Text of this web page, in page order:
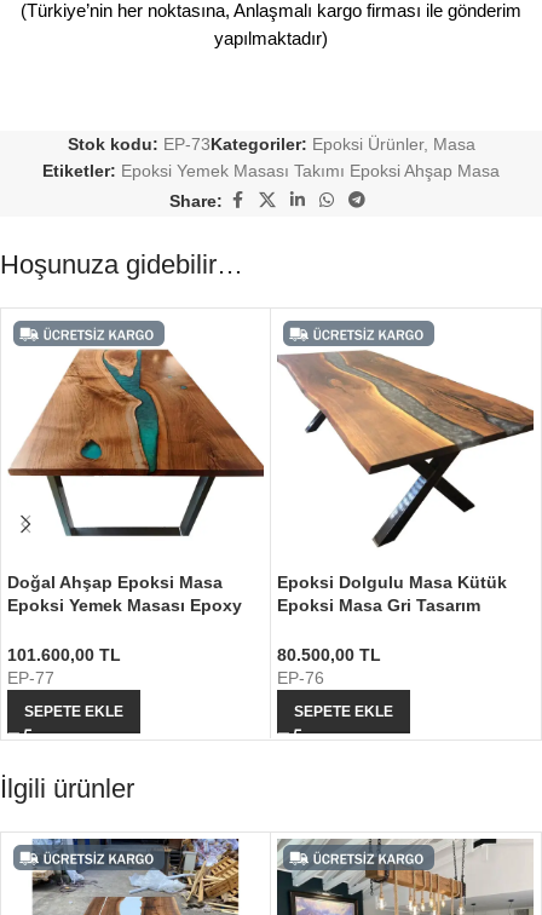
(Türkiye’nin her noktasına, Anlaşmalı kargo firması ile gönderim
yapılmaktadır)
Stok kodu: EP-73Kategoriler: Epoksi Ürünler, Masa
Etiketler: Epoksi Yemek Masası Takımı Epoksi Ahşap Masa
Share:
Hoşunuza gidebilir…
Doğal Ahşap Epoksi Masa
Epoksi Yemek Masası Epoxy
101.600,00 TL
EP-77
SEPETE EKLE
Epoksi Dolgulu Masa Kütük
Epoksi Masa Gri Tasarım
80.500,00 TL
EP-76
SEPETE EKLE
İlgili ürünler